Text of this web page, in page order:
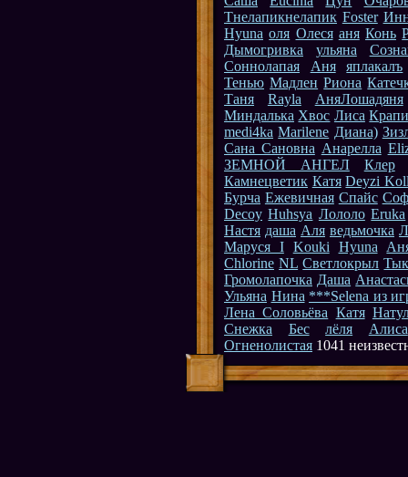
Тнелапикнелапик Foster
Hyuna оля Олеся аня Конь
Дымогривка
ульяна
Соннолапая
Аня
яплакалъ
Тенью Мадлен Риона
Таня
Rayla
АняЛошадяня
Миндалька Хвос Лиса
medi4ka Marilene Диана)
Сана Сановна Анарелла
ЗЕМНОЙ АНГЕЛ
Клер
Камнецветик Катя Deyzi
Бурча Ежевичная Спайс
Decoy Huhsyа Лололо Eruka
Настя даша Аля ведьмочка
Маруся I Kouki Hyuna
Chlorine NL Светлокрыл
Громолапочка Даша
Ульяна Нина ***Selena из
Лена Соловьёва Катя
Снежка
Бес лёля
Алиса
Огненолистая 1041